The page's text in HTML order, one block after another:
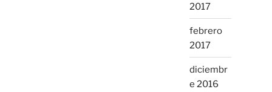
2017
febrero
2017
diciembr
e 2016